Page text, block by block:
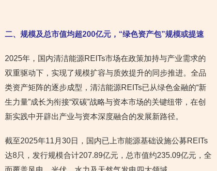
二、规模及总市值均超200亿元，“绿色资产包”规模或提速
2025年，国内清洁能源REITs市场在政策加持与产业需求的
双重驱动下，实现了规模扩容与质效提升的同步推进。全品
类资产矩阵的逐步成型，清洁能源REITs已从绿色金融的“新
生力量”成长为衔接“双碳”战略与资本市场的关键纽带，在创
新实践中开辟出产业与资本深度融合的发展新路径。
截至2025年11月30日，国内已上市能源基础设施公募REITs
达8只，发行规模合计207.89亿元，总市值约235.09亿元，全